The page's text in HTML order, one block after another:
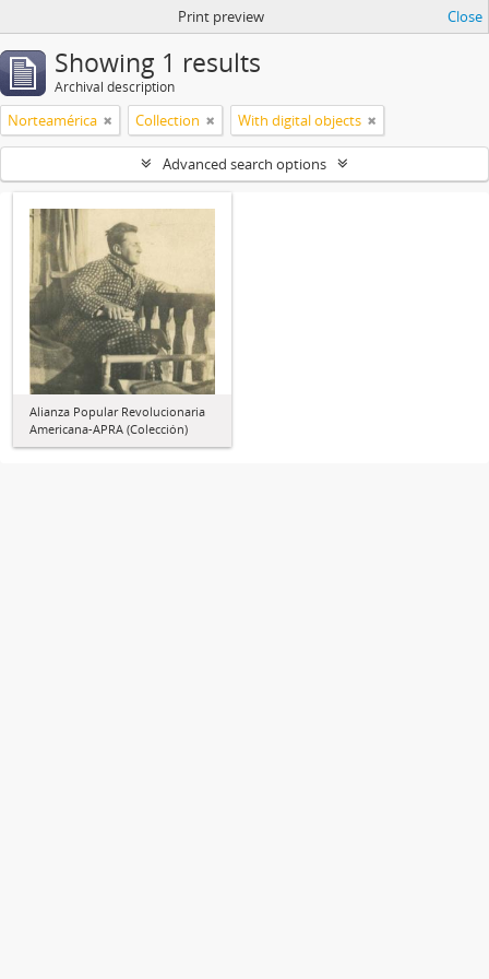
Print preview Close
Showing 1 results
Archival description
Norteamérica Collection With digital objects
Advanced search options
Alianza Popular Revolucionaria
Americana-APRA (Colección)